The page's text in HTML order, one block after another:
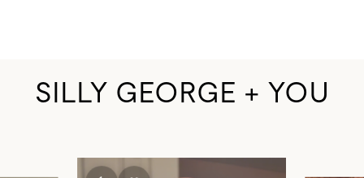
SILLY GEORGE + YOU